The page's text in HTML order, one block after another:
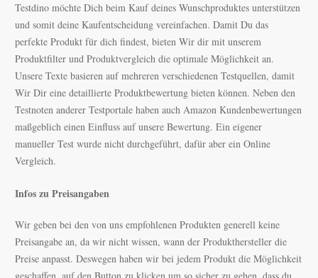
Testdino möchte Dich beim Kauf deines Wunschproduktes unterstützen
und somit deine Kaufentscheidung vereinfachen. Damit Du das
perfekte Produkt für dich findest, bieten Wir dir mit unserem
Produktfilter und Produktvergleich die optimale Möglichkeit an.
Unsere Texte basieren auf mehreren verschiedenen Testquellen, damit
Wir Dir eine detaillierte Produktbewertung bieten können. Neben den
Testnoten anderer Testportale haben auch Amazon Kundenbewertungen
maßgeblich einen Einfluss auf unsere Bewertung. Ein eigener
manueller Test wurde nicht durchgeführt, dafür aber ein Online
Vergleich.
Infos zu Preisangaben
Wir geben bei den von uns empfohlenen Produkten generell keine
Preisangabe an, da wir nicht wissen, wann der Produkthersteller die
Preise anpasst. Deswegen haben wir bei jedem Produkt die Möglichkeit